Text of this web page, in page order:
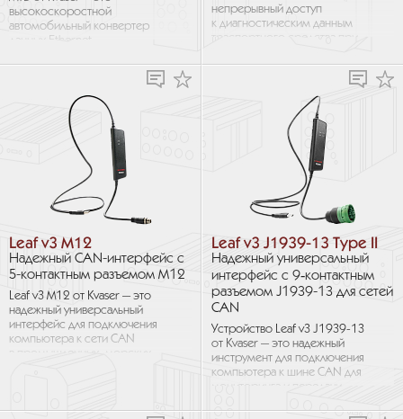
высокоскоростной
автомобильный конвертер
данных Ethernet,
Конвертер...
непрерывный доступ
к диагностическим данным
компьютера. Он оборудован
Leaf v3 M12
Надежный CAN-интерфейс с
5-контактным разъемом M12
Leaf v3 M12 от Kvaser — это
надежный универсальный
интерфейс для подключения
компьютера к сети CAN
Leaf v3 J1939-13 Type II
Надежный универсальный
интерфейс с 9‑контактным
разъемом J1939-13 для сетей
CAN
Устройство Leaf v3 J1939-13
от Kvaser — это надежный
инструмент для подключения
компьютера к шине CAN для